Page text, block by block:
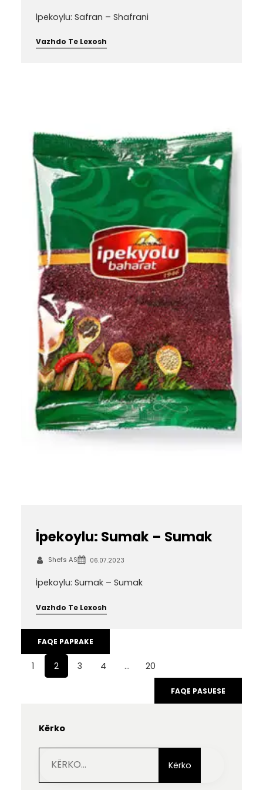
İpekoylu: Safran – Shafrani
Vazhdo Te Lexosh
İpekoylu: Sumak – Sumak
Shefs AS 06.07.2023
İpekoylu: Sumak – Sumak
Vazhdo Te Lexosh
FAQE PAPRAKE
1 2 3 4 … 20
FAQE PASUESE
Kërko
Kërko